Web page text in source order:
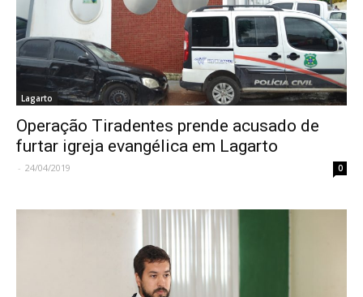
Lagarto
Operação Tiradentes prende acusado de
furtar igreja evangélica em Lagarto
- 24/04/2019 0